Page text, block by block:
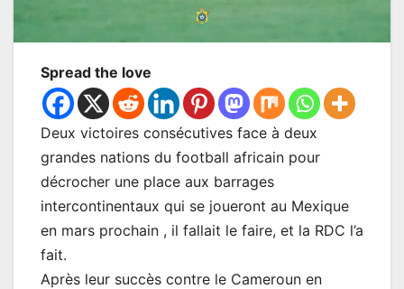
Spread the love
Deux victoires consécutives face à deux
grandes nations du football africain pour
décrocher une place aux barrages
intercontinentaux qui se joueront au Mexique
en mars prochain , il fallait le faire, et la RDC l’a
fait.
Après leur succès contre le Cameroun en